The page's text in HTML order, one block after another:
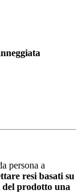
persona a
resi basati su
del prodotto una